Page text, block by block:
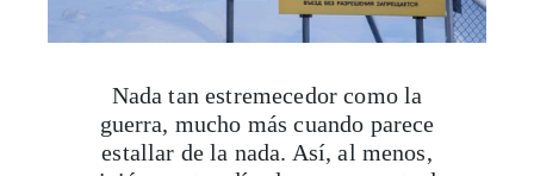
Nada tan estremecedor como la
guerra, mucho más cuando parece
estallar de la nada. Así, al menos,